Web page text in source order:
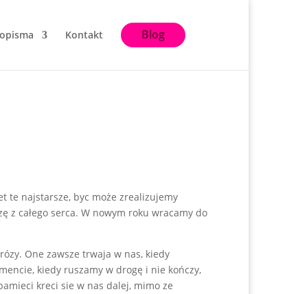
Kontakt Blog
te najstarsze, byc może zrealizujemy
z całego serca. W nowym roku wracamy do
One zawsze trwaja w nas, kiedy
kiedy ruszamy w drogę i nie kończy,
kreci sie w nas dalej, mimo ze